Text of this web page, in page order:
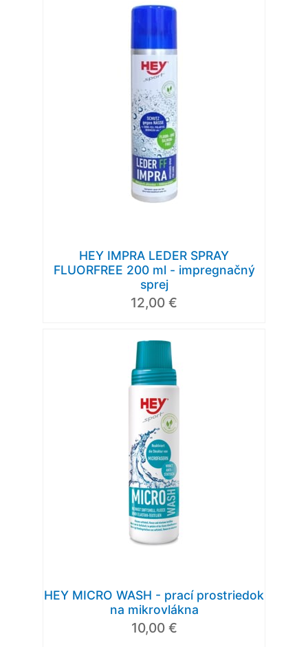
HEY IMPRA LEDER SPRAY
FLUORFREE 200 ml - impregnačný
sprej
12,00 €
HEY MICRO WASH - prací prostriedok
na mikrovlákna
10,00 €